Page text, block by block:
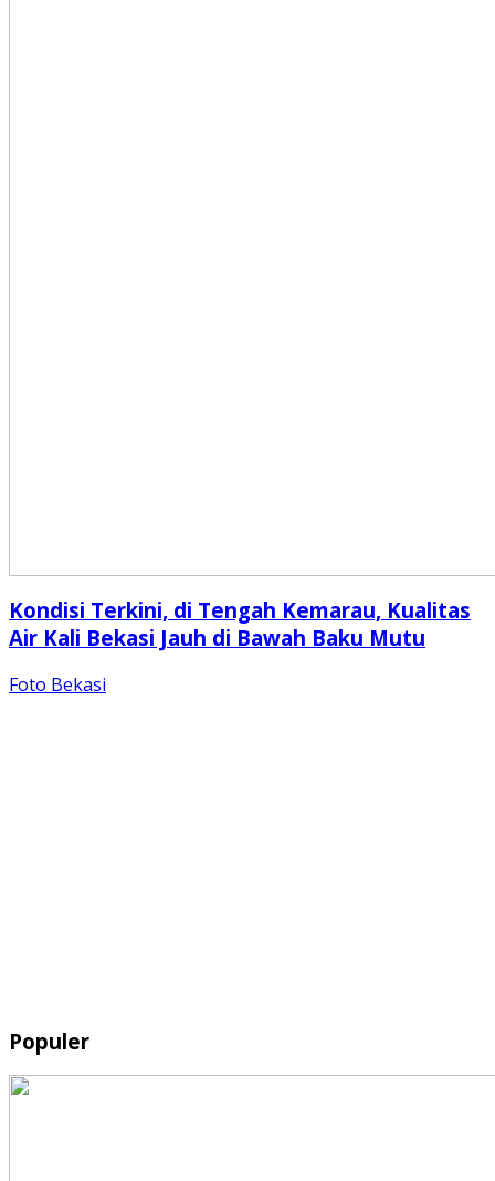
Kondisi Terkini, di Tengah Kemarau, Kualitas
Air Kali Bekasi Jauh di Bawah Baku Mutu
Foto Bekasi
Populer